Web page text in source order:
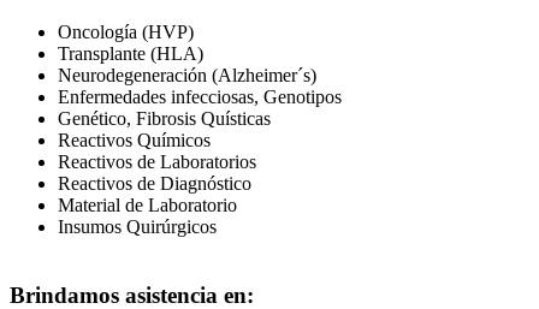
Oncología (HVP)
Transplante (HLA)
Neurodegeneración (Alzheimer´s)
Enfermedades infecciosas, Genotipos
Genético, Fibrosis Quísticas
Reactivos Químicos
Reactivos de Laboratorios
Reactivos de Diagnóstico
Material de Laboratorio
Insumos Quirúrgicos
Brindamos asistencia en: